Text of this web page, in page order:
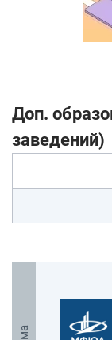
Доп.
заведений)